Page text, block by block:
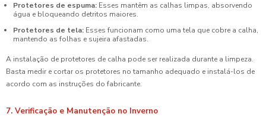
Protetores de espuma: Esses mantêm as calhas limpas, absorvendo
água e bloqueando detritos maiores.
Protetores de tela: Esses funcionam como uma tela que cobre a calha,
mantendo as folhas e sujeira afastadas.
A instalação de protetores de calha pode ser realizada durante a limpeza.
Basta medir e cortar os protetores no tamanho adequado e instalá-los de
acordo com as instruções do fabricante.
7. Verificação e Manutenção no Inverno